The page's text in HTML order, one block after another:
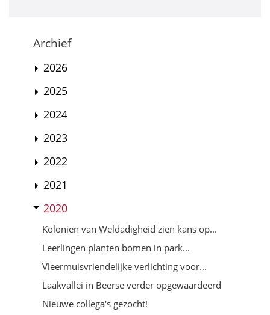
Archief
2026
2025
2024
2023
2022
2021
2020
Koloniën van Weldadigheid zien kans op...
Leerlingen planten bomen in park...
Vleermuisvriendelijke verlichting voor...
Laakvallei in Beerse verder opgewaardeerd
Nieuwe collega's gezocht!